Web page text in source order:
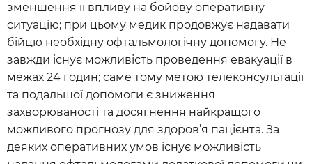
зменшення її впливу на бойову оперативну
ситуацію; при цьому медик продовжує надавати
бійцю необхідну офтальмологічну допомогу. Не
завжди існує можливість проведення евакуації в
межах 24 годин; саме тому метою телеконсультації
та подальшої допомоги є зниження
захворюваності та досягнення найкращого
можливого прогнозу для здоров’я пацієнта. За
деяких оперативних умов існує можливість